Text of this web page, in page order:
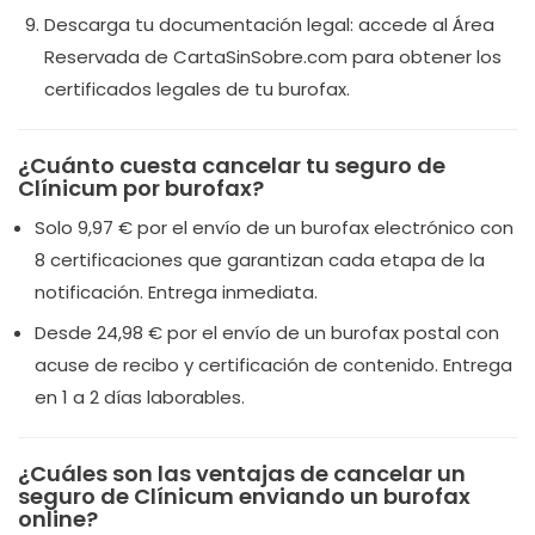
Descarga tu documentación legal: accede al Área
Reservada de CartaSinSobre.com para obtener los
certificados legales de tu burofax.
¿Cuánto cuesta cancelar tu seguro de
Clínicum por burofax?
Solo 9,97 € por el envío de un burofax electrónico con
8 certificaciones que garantizan cada etapa de la
notificación. Entrega inmediata.
Desde 24,98 € por el envío de un burofax postal con
acuse de recibo y certificación de contenido. Entrega
en 1 a 2 días laborables.
¿Cuáles son las ventajas de cancelar un
seguro de Clínicum enviando un burofax
online?